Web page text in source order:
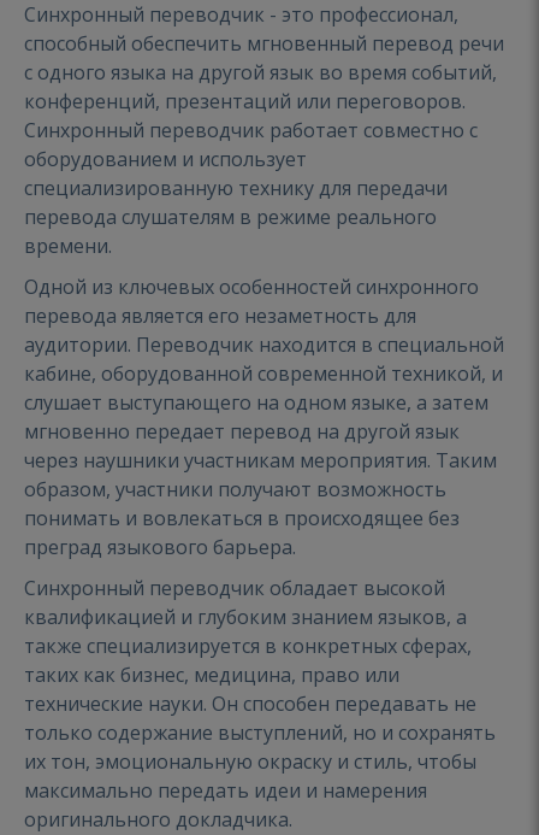
Синхронный переводчик - это профессионал,
способный обеспечить мгновенный перевод речи
с одного языка на другой язык во время событий,
конференций, презентаций или переговоров.
Синхронный переводчик работает совместно с
оборудованием и использует
специализированную технику для передачи
перевода слушателям в режиме реального
времени.
Одной из ключевых особенностей синхронного
перевода является его незаметность для
аудитории. Переводчик находится в специальной
кабине, оборудованной современной техникой, и
слушает выступающего на одном языке, а затем
мгновенно передает перевод на другой язык
через наушники участникам мероприятия. Таким
образом, участники получают возможность
понимать и вовлекаться в происходящее без
преград языкового барьера.
Синхронный переводчик обладает высокой
квалификацией и глубоким знанием языков, а
также специализируется в конкретных сферах,
таких как бизнес, медицина, право или
технические науки. Он способен передавать не
только содержание выступлений, но и сохранять
их тон, эмоциональную окраску и стиль, чтобы
максимально передать идеи и намерения
оригинального докладчика.